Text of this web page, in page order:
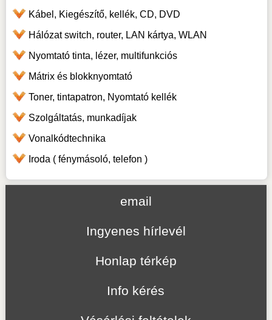
Kábel, Kiegészítő, kellék, CD, DVD
Hálózat switch, router, LAN kártya, WLAN
Nyomtató tinta, lézer, multifunkciós
Mátrix és blokknyomtató
Toner, tintapatron, Nyomtató kellék
Szolgáltatás, munkadíjak
Vonalkódtechnika
Iroda ( fénymásoló, telefon )
email
Ingyenes hírlevél
Honlap térkép
Info kérés